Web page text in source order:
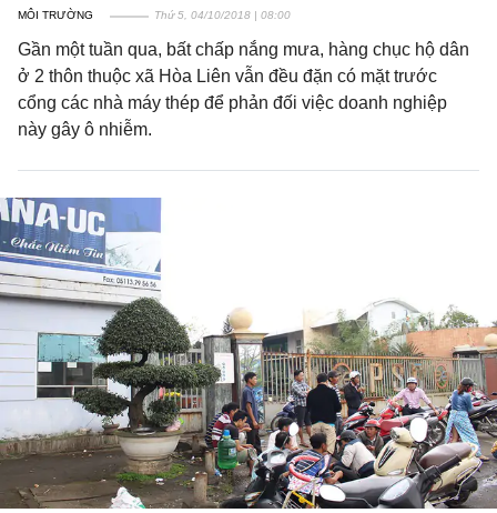
MÔI TRƯỜNG Thứ 5, 04/10/2018 | 08:00
Gần một tuần qua, bất chấp nắng mưa, hàng chục hộ dân
ở 2 thôn thuộc xã Hòa Liên vẫn đều đặn có mặt trước
cổng các nhà máy thép để phản đối việc doanh nghiệp
này gây ô nhiễm.